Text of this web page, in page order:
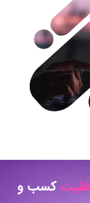
کسب و